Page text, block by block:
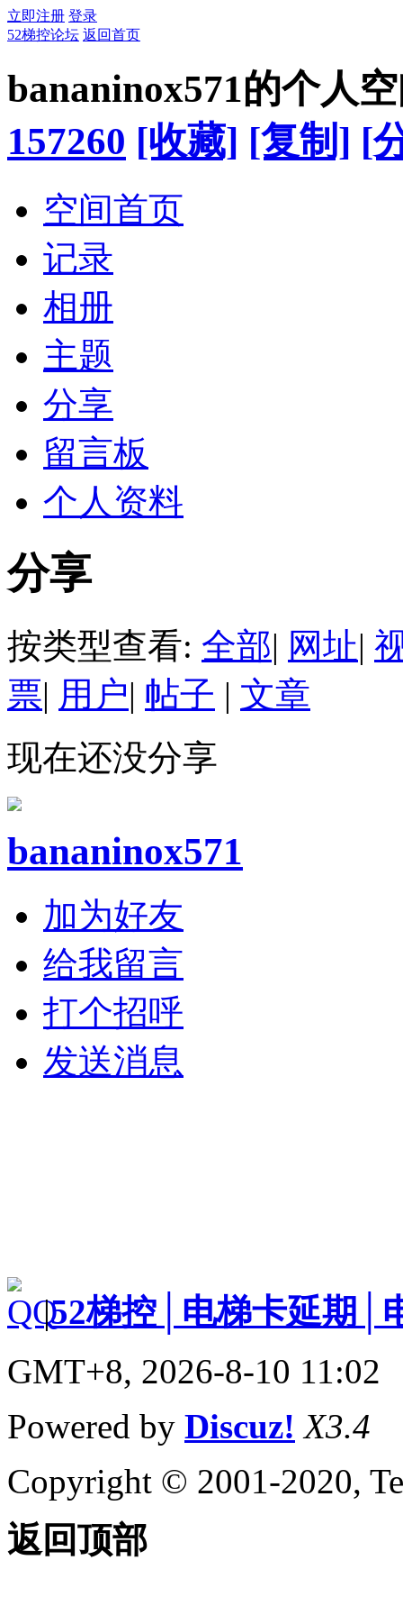
立即注册 登录
52梯控论坛 返回首页
bananinox571的个人
157260 [收藏] [复制] [
空间首页
记录
相册
主题
分享
留言板
个人资料
分享
按类型查看: 全部| 网址|
票| 用户| 帖子 | 文章
现在还没分享
bananinox571
加为好友
给我留言
打个招呼
发送消息
|52梯控│电梯卡延期│
GMT+8, 2026-8-10 11:02
Powered by Discuz! X3.4
Copyright © 2001-2020,
返回顶部